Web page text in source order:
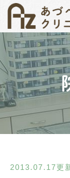
2013.07.17更